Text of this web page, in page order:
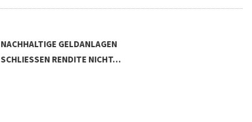
NACHHALTIGE GELDANLAGEN
SCHLIESSEN RENDITE NICHT…